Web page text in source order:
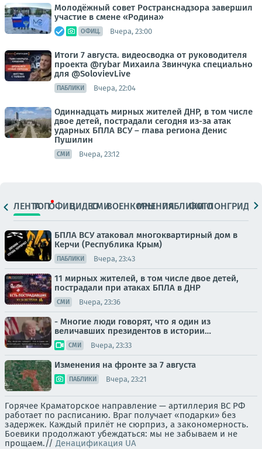
Молодёжный совет Ространснадзора завершил
участие в смене «Родина»
ОФИЦ. Вчера, 23:00
Итоги 7 августа. видеосводка от руководителя
проекта @rybar Михаила Звинчука специально
для @SolovievLive
ПАБЛИКИ Вчера, 22:04
Одиннадцать мирных жителей ДНР, в том числе
двое детей, пострадали сегодня из-за атак
ударных БПЛА ВСУ – глава региона Денис
Пушилин
СМИ Вчера, 23:12
ЛЕНТАТОПОФИЦ.ВИДЕОСМИВОЕНКОРЫМНЕНИЯПАБЛИКИ
ФОТОЛОНГРИДЫ
БПЛА ВСУ атаковал многоквартирный дом в
Керчи (Республика Крым)
ПАБЛИКИ Вчера, 23:43
11 мирных жителей, в том числе двое детей,
пострадали при атаках БПЛА в ДНР
СМИ Вчера, 23:36
- Многие люди говорят, что я один из
величавших президентов в истории…
СМИ Вчера, 23:33
Изменения на фронте за 7 августа
ПАБЛИКИ Вчера, 23:21
Горячее Краматорское направление — артиллерия ВС РФ
работает по расписанию. Враг получает «подарки» без
задержек. Каждый прилёт не сюрприз, а закономерность.
Боевики продолжают убеждаться: мы не забываем и не
прощаем.// Денацификация UA